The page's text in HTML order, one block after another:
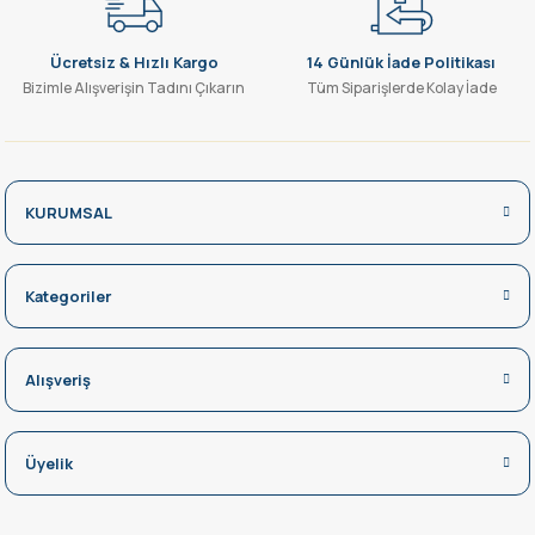
Ücretsiz & Hızlı Kargo
Bizimle Alışverişin Tadını Çıkarın
14 Günlük İade Politikası
Tüm Siparişlerde Kolay İade
KURUMSAL
Kategoriler
Alışveriş
Üyelik